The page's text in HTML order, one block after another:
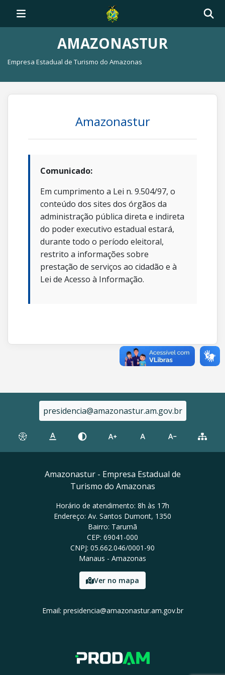
AMAZONASTUR
Empresa Estadual de Turismo do Amazonas
Amazonastur
Comunicado:
Em cumprimento a Lei n. 9.504/97, o
conteúdo dos sites dos órgãos da
administração pública direta e indireta
do poder executivo estadual estará,
durante todo o período eleitoral,
restrito a informações sobre
prestação de serviços ao cidadão e à
Lei de Acesso à Informação.
presidencia@amazonastur.am.gov.br
Amazonastur - Empresa Estadual de
Turismo do Amazonas
Horário de atendimento: 8h às 17h
Endereço: Av. Santos Dumont, 1350
Bairro: Tarumã
CEP: 69041-000
CNPJ: 05.662.046/0001-90
Manaus - Amazonas
Ver no mapa
Email: presidencia@amazonastur.am.gov.br